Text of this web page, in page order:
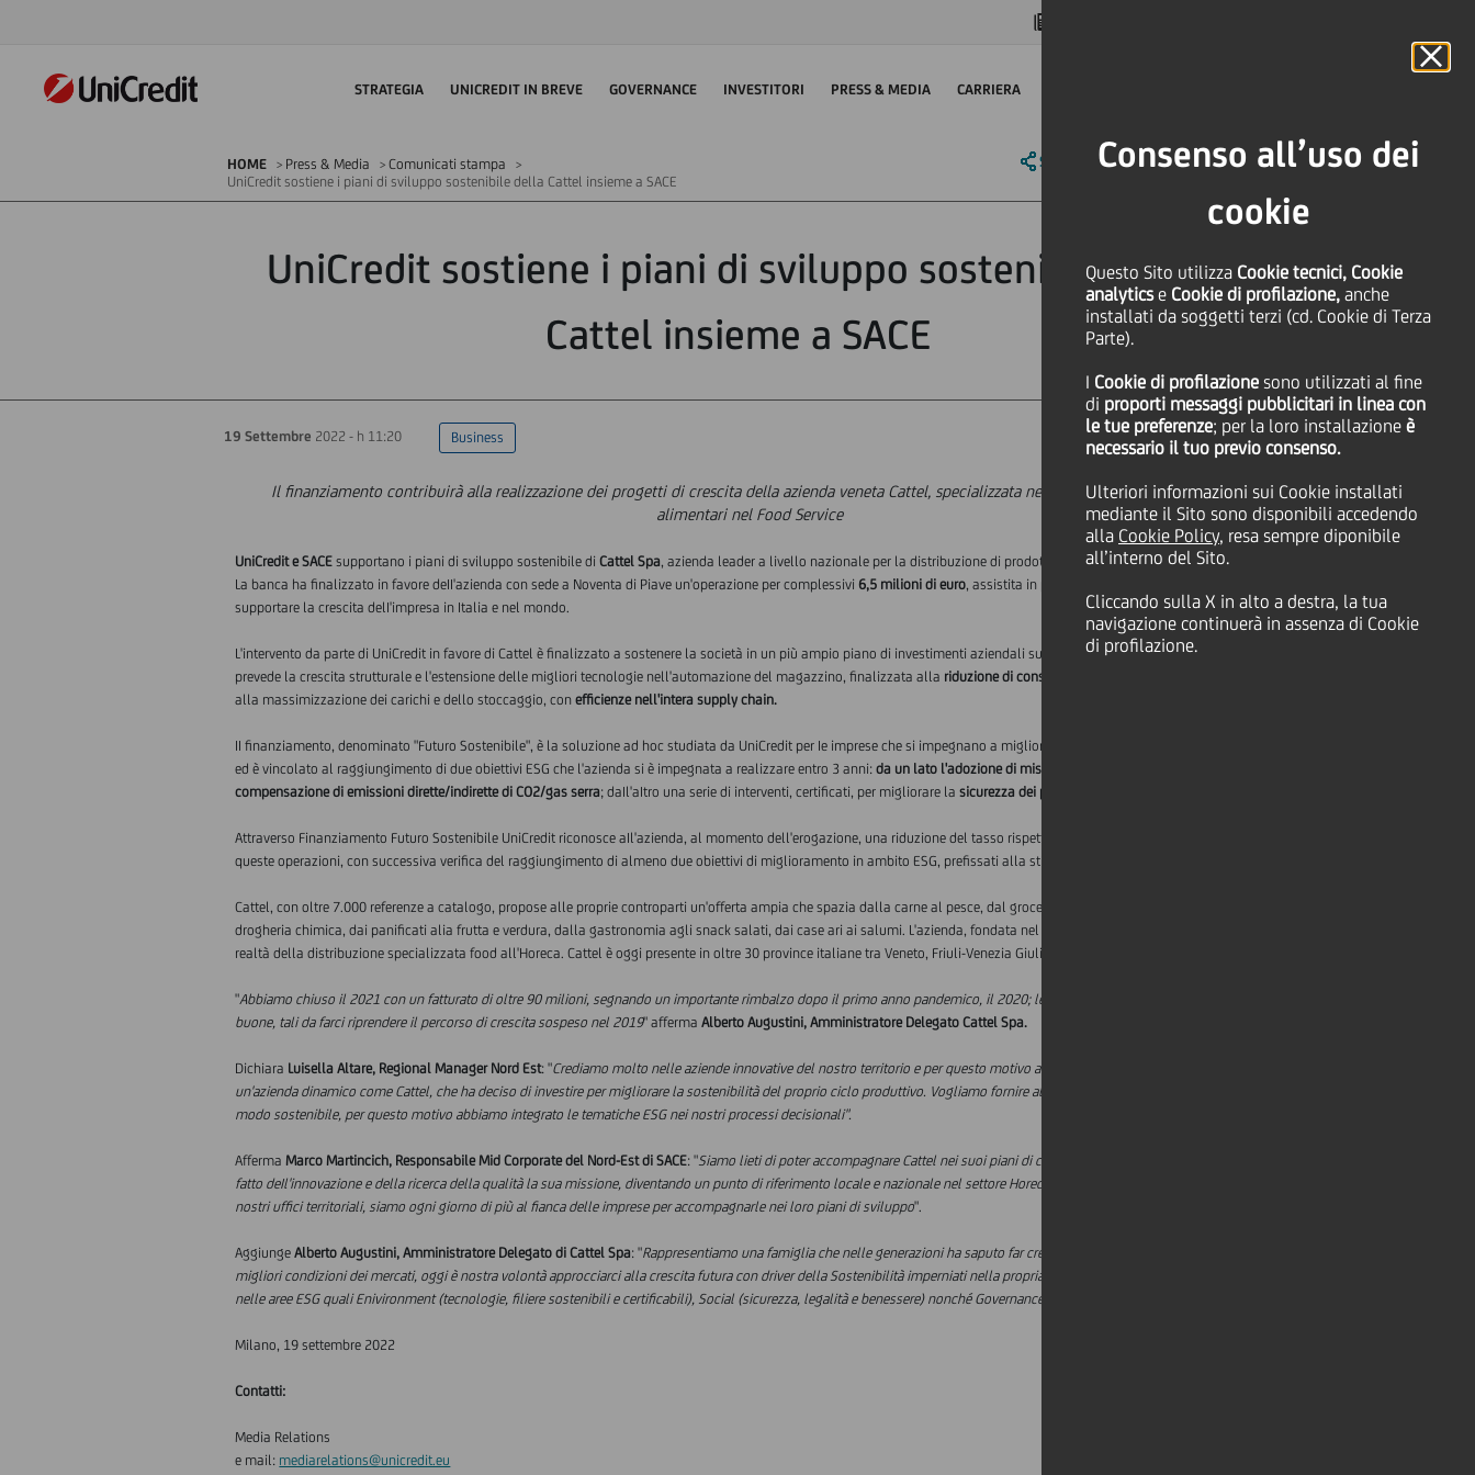
Consenso all’uso dei
cookie
Questo Sito utilizza Cookie tecnici, Cookie
analyticse Cookie di profilazione, anche
installati da soggetti terzi (cd. Cookie di Terza
Parte).
I Cookie di profilazione sono utilizzati al fine
di proporti messaggi pubblicitari in linea con
le tue preferenze; per la loro installazione è
necessario il tuo previo consenso.
Ulteriori informazioni sui Cookie installati
mediante il Sito sono disponibili accedendo
alla Cookie Policy, resa sempre diponibile
all’interno del Sito.
Cliccando sulla X in alto a destra, la tua
navigazione continuerà in assenza di Cookie
di profilazione.
STRATEGIA UNICREDIT IN BREVE GOVERNANCE INVESTITORI PRESS & MEDIA CARRIERA
HOME Press & Media
Comunicati stampa
UniCredit sostiene i piani di sviluppo sostenibile della Cattel insieme a SACE
SHARE PRINT SEND
UniCredit sostiene i piani di sviluppo sostenibile della
Cattel insieme a SACE
19 Settembre 2022 - h 11:20 Business
Il finanziamento contribuirà alla realizzazione dei progetti di crescita della azienda veneta Cattel, specializzata nella distribuzione di prodotti
alimentari nel Food Service
UniCredit e SACE supportano i piani di sviluppo sostenibile diCattel Spa, azienda leader a livello nazionale per la distribuzione di prodotti food e no-food nel canale Horeca.
La banca ha finalizzato in favore deII'azienda con sede a Noventa di Piave un'operazione per complessivi6,5 milioni di euro, assistita in parte dalla garanzia SACE, volta a
supportare la crescita delI'impresa in Italia e nel mondo.
L'intervento da parte di UniCredit in favore di Cattel è finalizzato a sostenere la società in un più ampio piano di investimenti aziendali sul fronte dellesostenibilità, che
prevede la crescita strutturale e l'estensione delle migliori tecnologie nell'automazione del magazzino, finalizzata alla riduzione di consumi
alla massimizzazione dei carichi e dello stoccaggio, conefficienze nell'intera supply chain.
II finanziamento, denominato "Futuro Sostenibile", è la soluzione ad hoc studiata da UniCredit per Ie imprese che si impegnano a migliorare il proprio profilo di sostenibilità,
ed è vincolato al raggiungimento di due obiettivi ESG che l'azienda si è impegnata a realizzare entro 3 anni:da un lato l'adozione di misure per il risparmio o la
compensazione di emissioni dirette/indirette di CO2/gas serra; daIl'aItro una serie di interventi, certificati, per migliorare lasicurezza dei propri collaboratori
Attraverso Finanziamento Futuro Sostenibile UniCredit riconosce aIl'azienda, al momento dell'erogazione, una riduzione del tasso rispetto alle condizioni offerte previste per
queste operazioni, con successiva verifica del raggiungimento di almeno due obiettivi di miglioramento in ambito ESG, prefissati alla stipula del finanziamento.
Cattel, con oltre 7.000 referenze a catalogo, propose alle proprie controparti un'offerta ampia che spazia dalla carne al pesce, dal grocery alle bevande, dal dolciario alla
drogheria chimica, dai panificati alia frutta e verdura, dalla gastronomia agli snack salati, dai case ari ai salumi. L'azienda, fondata nel 2001, è oggi una delle più importanti
realtà della distribuzione specializzata food all'Horeca. Cattel è oggi presente in oltre 30 province italiane tra Veneto, Friuli-Venezia Giulia, Lombardia ed Emilia-Romagna.
"Abbiamo chiuso il 2021 con un fatturato di oltre 90 milioni, segnando un importante rimbalzo dopo il primo anno pandemico, il 2020; le attese per il 2022 sono molto
buone, tali da farci riprendere il percorso di crescita sospeso nel 2019" affermaAlberto Augustini, Amministratore Delegato Cattel Spa.
Dichiara Luisella Altare, Regional Manager Nord Est: "Crediamo molto nelle aziende innovative del nostro territorio e per questo motivo abbiamo deciso di sostenere
un'azienda dinamico come Cattel, che ha deciso di investire per migliorare la sostenibilità del proprio ciclo produttivo. Vogliamo fornire alle comunità Ie leve per proqredire in
modo sostenibile, per questo motivo abbiamo integrato le tematiche ESG nei nostri processi decisionali".
AffermaMarco Martincich, Responsabile Mid Corporate del Nord-Est di SACE: "Siamo lieti di poter accompagnare Cattel nei suoi piani di crescita virtuosa. L'azienda veneta ha
fatto deIl'innovazione e della ricerca della qualità la sua missione, diventando un punto di riferimento locale e nazionale nel settore Horeca. Noi di SACE, anche attraverso i
nostri uffici territoriali, siamo ogni giorno di più al fianca delle imprese per accompagnarle nei loro piani di sviluppo".
AggiungeAlberto Augustini, Amministratore Delegato di Cattel Spa: "Rappresentiamo una famiglia che nelle generazioni ha saputo far cresce il business adattandosi alle
migliori condizioni dei mercati, oggi è nostra volontà approcciarci alla crescita futura con driver della Sostenibilità imperniati nella propria strategia implementando progetti
nelle aree ESG quali Enivironment (tecnologie, filiere sostenibili e certificabili), Social (sicurezza, legalità e benessere) nonché Governance (attraverso best practices
Milano, 19 settembre 2022
Contatti:
Media Relations
e mail: mediarelations@unicredit.eu